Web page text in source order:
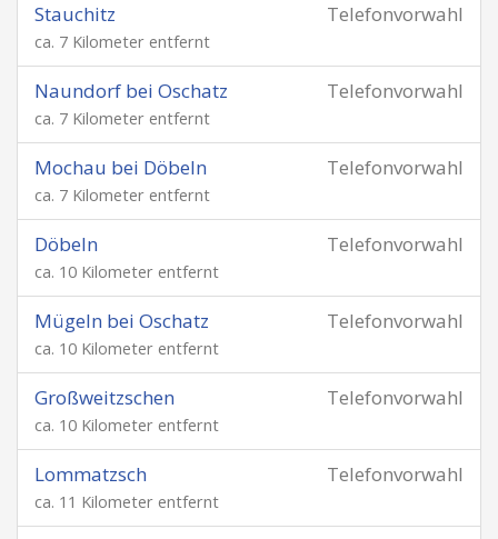
Telefonvorwahl
Stauchitz
ca. 7 Kilometer entfernt
Telefonvorwahl
Naundorf bei Oschatz
ca. 7 Kilometer entfernt
Telefonvorwahl
Mochau bei Döbeln
ca. 7 Kilometer entfernt
Telefonvorwahl
Döbeln
ca. 10 Kilometer entfernt
Telefonvorwahl
Mügeln bei Oschatz
ca. 10 Kilometer entfernt
Telefonvorwahl
Großweitzschen
ca. 10 Kilometer entfernt
Telefonvorwahl
Lommatzsch
ca. 11 Kilometer entfernt